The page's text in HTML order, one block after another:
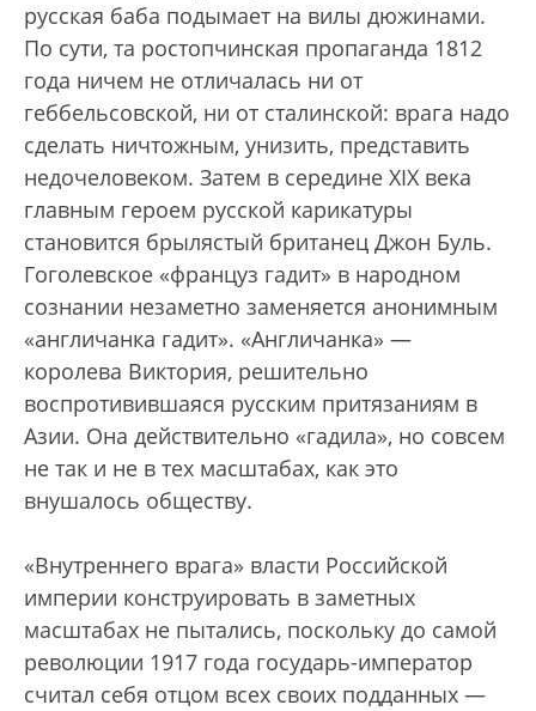
русская баба подымает на вилы дюжинами.
По сути, та ростопчинская пропаганда 1812
года ничем не отличалась ни от
геббельсовской, ни от сталинской: врага надо
сделать ничтожным, унизить, представить
недочеловеком. Затем в середине XIX века
главным героем русской карикатуры
становится брылястый британец Джон Буль.
Гоголевское «француз гадит» в народном
сознании незаметно заменяется анонимным
«англичанка гадит». «Англичанка» —
королева Виктория, решительно
воспротивившаяся русским притязаниям в
Азии. Она действительно «гадила», но совсем
не так и не в тех масштабах, как это
внушалось обществу.
«Внутреннего врага» власти Российской
империи конструировать в заметных
масштабах не пытались, поскольку до самой
революции 1917 года государь-император
считал себя отцом всех своих подданных —